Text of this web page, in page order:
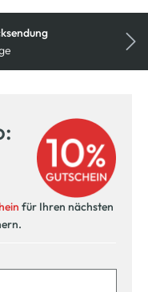
für Ihren nächsten